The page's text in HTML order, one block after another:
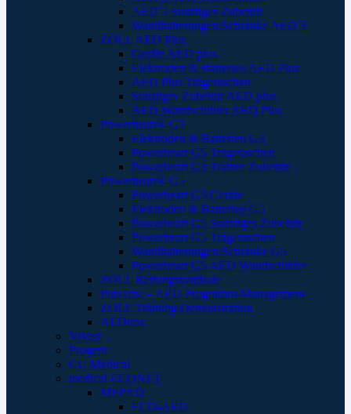
AED 3 Sonstiges Zubehör
Wandhalterungen/Schränke AED 3
ZOLL AED Plus
Geräte AED plus
Elektroden & Batterien AED Plus
AED Plus Tragetaschen
Sonstiges Zubehör AED plus
AED Wandschilder AED Plus
Powerheart® G3
Elektroden & Batterien G3
Powerheart G5 Tragetaschen
Powerheart G3 Trainer Zubehör
Powerheart® G5
Powerheart G5 Geräte
Elektroden & Batterien G5
Powerheart G5 Sonstiges Zubehör
Powerheart G5 Tragetaschen
Wandhalterungen/Schränke G5
Powerheart G5 AED Wandschilder
ZOLL Rettungssymbole
PlusTrac – AED Programm-Management
ZOLL Training/Demonstration
AEDtrax
ViVest
Progetti
CU Medical
medical ECONET
MEPAD
ECO-AED